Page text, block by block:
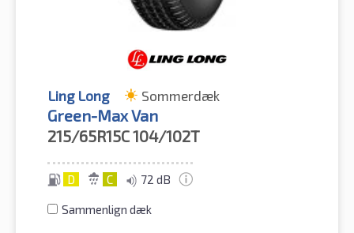
Ling Long Sommerdæk
Green-Max Van
215/65R15C104/102T
D C 72 dB
Sammenlign dæk